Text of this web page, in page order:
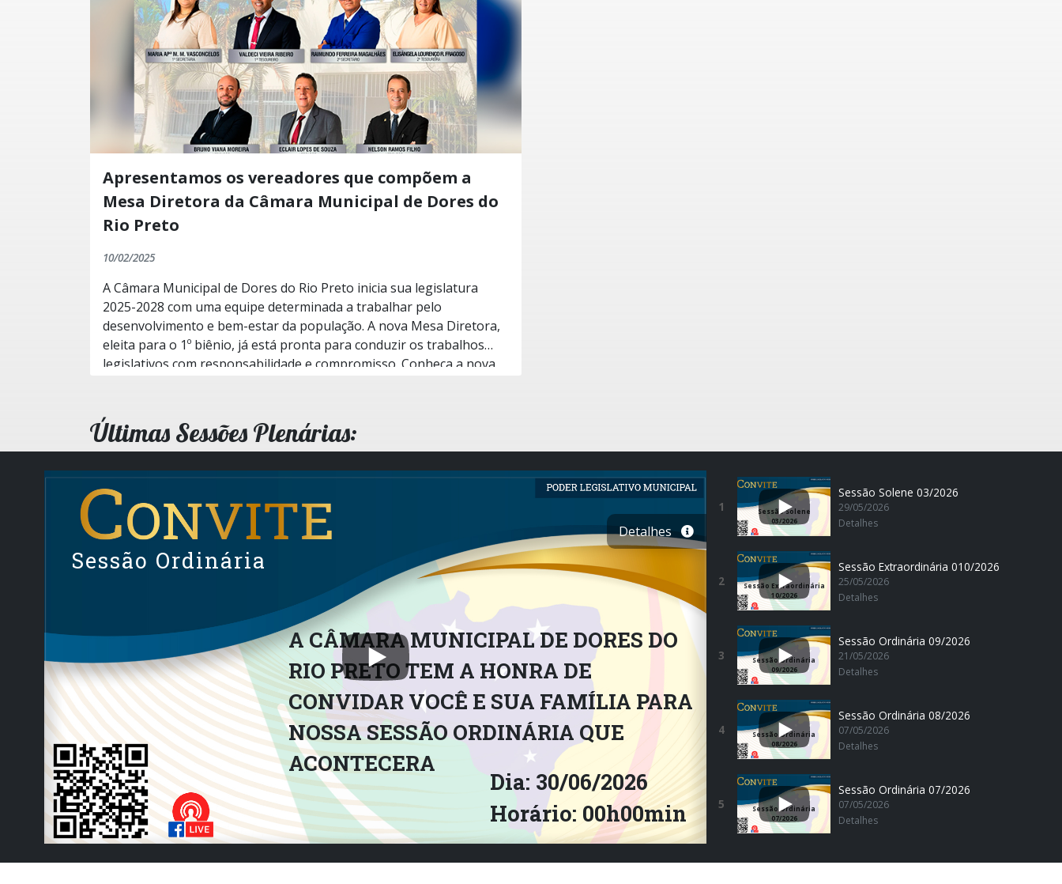
Apresentamos os vereadores que compõem a
Mesa Diretora da Câmara Municipal de Dores do
Rio Preto
10/02/2025
A Câmara Municipal de Dores do Rio Preto inicia sua legislatura
2025-2028 com uma equipe determinada a trabalhar pelo
desenvolvimento e bem-estar da população. A nova Mesa Diretora,
eleita para o 1º biênio, já está pronta para conduzir os trabalhos
legislativos com responsabilidade e compromisso. Conheça a nova
Vasconcelos ✅ 2º Secretário: Raimundo Ferreira Magalhães ✅ 1º
Tesoureiro: Valdeci Vieira Ribeiro ✅ 2ª Tesoureira: Elisângela
compõem a equipe que estará à frente dos trabalhos legislativos,
fiscalizando e propondo melhorias para o município. Compromisso
com a população A nova legislatura chega com o objetivo de
fortalecer o diálogo com a comunidade, buscando sempre ouvir as
demandas da população e atuar com transparência e ética. Projetos,
debates e ações serão conduzidos com responsabilidade para
promover um município mais justo, sustentável e participativo.
Últimas Sessões Plenárias:
Detalhes
Sessão Ordinária
A CÂMARA MUNICIPAL DE DORES DO
RIO PRETO TEM A HONRA DE
CONVIDAR VOCÊ E SUA FAMÍLIA PARA
NOSSA SESSÃO ORDINÁRIA QUE
ACONTECERA
Dia: 30/06/2026
Horário: 00h00min
1
Sessão Solene
03/2026
Sessão Solene 03/2026
29/05/2026
Detalhes
2
Sessão Extraordinária
10/2026
Sessão Extraordinária 010/2026
25/05/2026
Detalhes
3
Sessão Ordinária
09/2026
Sessão Ordinária 09/2026
21/05/2026
Detalhes
4
Sessão Ordinária
08/2026
Sessão Ordinária 08/2026
07/05/2026
Detalhes
5
Sessão Ordinária
07/2026
Sessão Ordinária 07/2026
07/05/2026
Detalhes